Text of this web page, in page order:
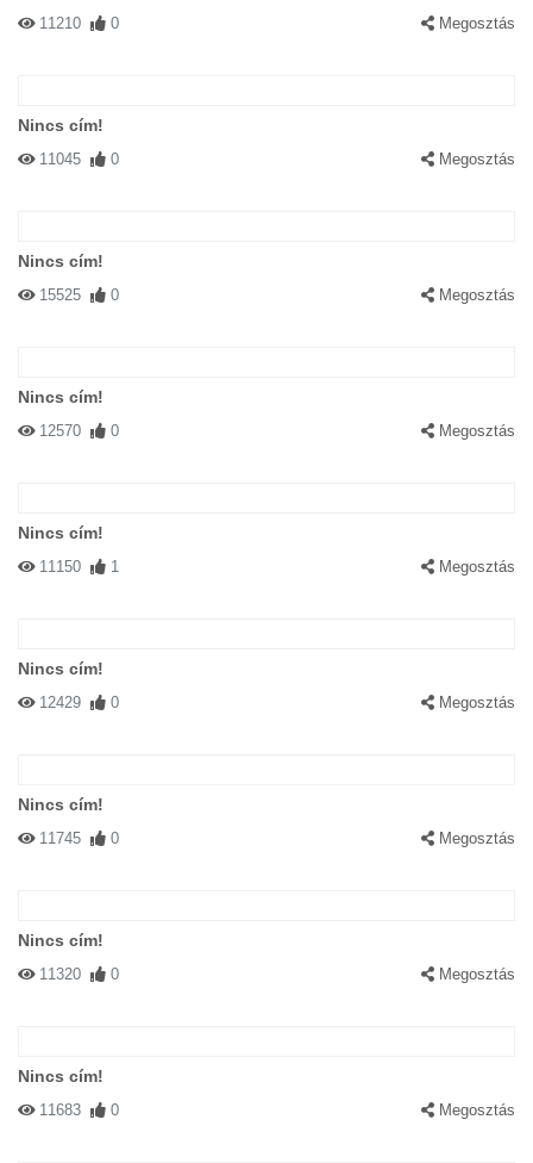
11210 0 Megosztás
Nincs cím!
11045 0 Megosztás
Nincs cím!
15525 0 Megosztás
Nincs cím!
12570 0 Megosztás
Nincs cím!
11150 1 Megosztás
Nincs cím!
12429 0 Megosztás
Nincs cím!
11745 0 Megosztás
Nincs cím!
11320 0 Megosztás
Nincs cím!
11683 0 Megosztás